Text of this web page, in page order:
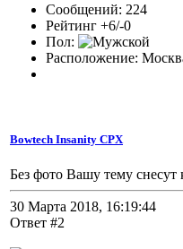
Сообщений: 224
Рейтинг +6/-0
Пол:
Расположение:
Bowtech Insanity CPX
Без фото Вашу тему
30 Марта 2018, 16:19:44
Ответ #2